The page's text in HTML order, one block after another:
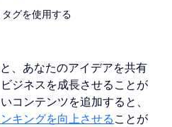
グを使用する
、あなたのアイデアを共有
ジネスを成長させることが
コンテンツを追加すると、
キングを向上させる ことが